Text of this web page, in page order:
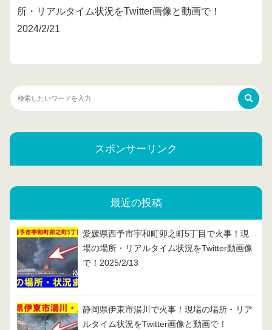
所・リアルタイム状況をTwitter画像と動画で！
2024/2/21
スポンサーリンク
最近の投稿
愛媛県西予市宇和町卯之町5丁目で火事！現
場の場所・リアルタイム状況をTwitter動画像
で！2025/2/13
静岡県伊東市湯川で火事！現場の場所・リア
ルタイム状況をTwitter画像と動画で！